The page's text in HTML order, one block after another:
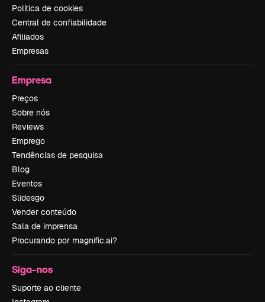
Política de cookies
Central de confiabilidade
Afiliados
Empresas
Empresa
Preços
Sobre nós
Reviews
Emprego
Tendências de pesquisa
Blog
Eventos
Slidesgo
Vender conteúdo
Sala de imprensa
Procurando por magnific.ai?
Siga-nos
Suporte ao cliente